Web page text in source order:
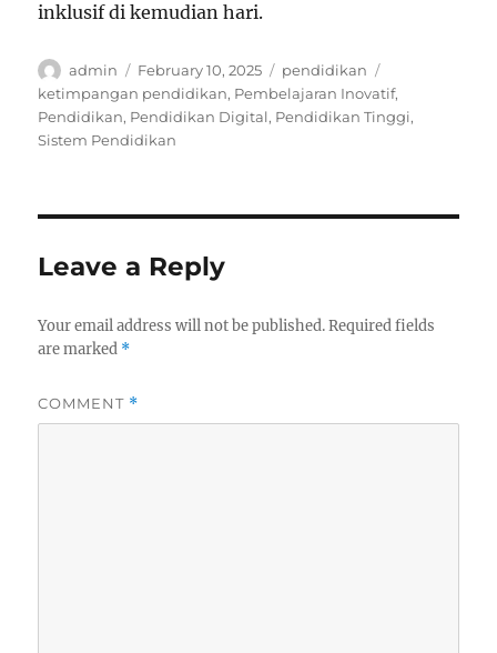
inklusif di kemudian hari.
Author
admin
Posted
on
February 10, 2025 Categories
pendidikan
ketimpangan pendidikan, Pembelajaran Inovatif,
Pendidikan, Pendidikan Digital, Pendidikan Tinggi,
Sistem Pendidikan
Leave a Reply
Your email address will not be published. Required fields
are marked *
COMMENT *